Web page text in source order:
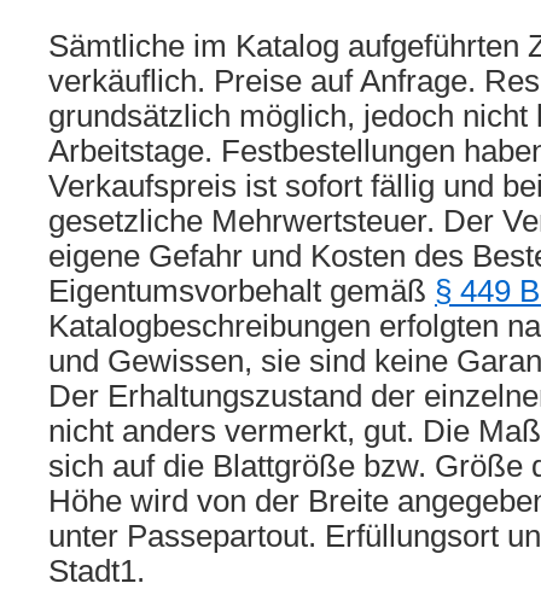
Sämtliche im Katalog aufgeführten
verkäuflich. Preise auf Anfrage.
grundsätzlich möglich, jedoch nicht
Arbeitstage. Festbestellungen
Verkaufspreis ist sofort fällig und
gesetzliche Mehrwertsteuer. Der
eigene Gefahr und Kosten des
Eigentumsvorbehalt gemäß § 449
Katalogbeschreibungen erfolgten
und Gewissen, sie sind keine
Der Erhaltungszustand der
nicht anders vermerkt, gut. Die
sich auf die Blattgröße bzw. Größe
Höhe wird von der Breite
unter Passepartout. Erfüllungsort
Stadt1.